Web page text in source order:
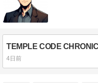
4日前